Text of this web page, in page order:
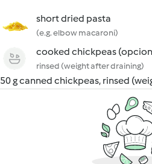
short dried pasta
(e.g. elbow macaroni)
cooked chickpeas
rinsed (weight after draining)
50 g canned chickpeas, rinsed